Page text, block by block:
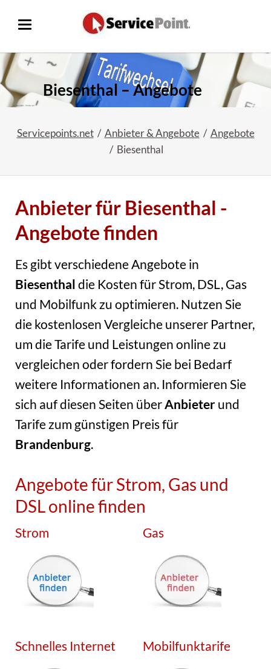
Biesenthal – Angebote
Servicepoints.net Anbieter & Angebote
Angebote
Biesenthal
Anbieter für Biesenthal -
Angebote finden
Es gibt verschiedene Angebote in
Biesenthaldie Kosten für Strom, DSL, Gas
und Mobilfunk zu optimieren. Nutzen Sie
die kostenlosen Vergleiche unserer Partner,
um die Tarife und Leistungen online zu
vergleichen oder fordern Sie bei Bedarf
weitere Informationen an. Informieren Sie
sich auf diesen Seiten überAnbieterund
Tarife zum günstigen Preis für
Brandenburg.
Angebote für Strom, Gas und
DSL online finden
Strom Gas
Schnelles Internet Mobilfunktarife